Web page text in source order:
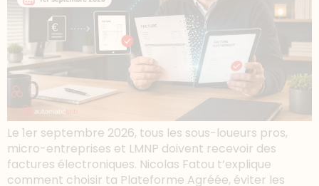
Le 1er septembre 2026, tous les sous-loueurs pros,
micro-entreprises et LMNP doivent recevoir des
factures électroniques. Nicolas Fatou t’explique
comment choisir ta Plateforme Agréée, éviter les